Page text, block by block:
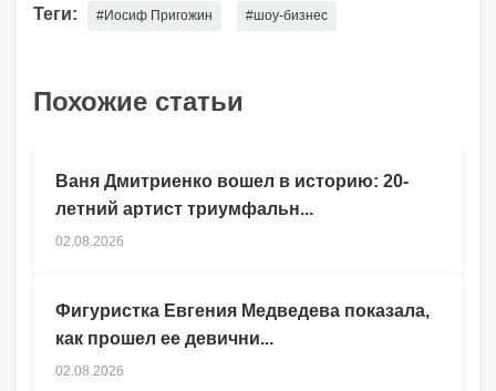
Теги: #Иосиф Пригожин #шоу-бизнес
Похожие статьи
Ваня Дмитриенко вошел в историю: 20-
летний артист триумфальн...
02.08.2026
Фигуристка Евгения Медведева показала,
как прошел ее девични...
02.08.2026